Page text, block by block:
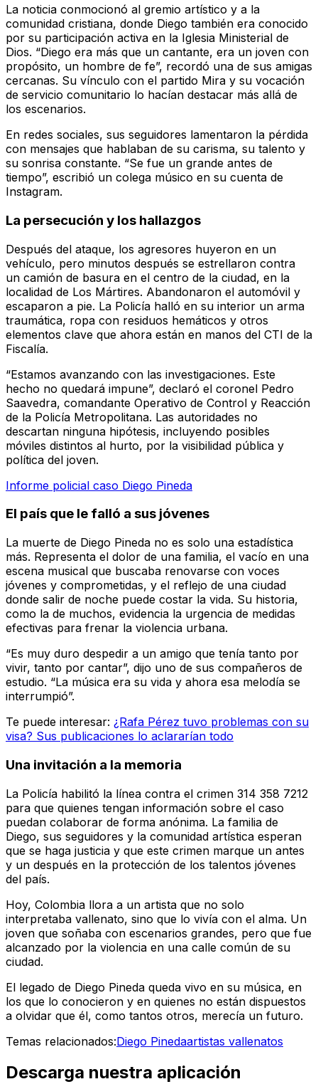
La noticia conmocionó al gremio artístico y a la
comunidad cristiana, donde Diego también era conocido
por su participación activa en la Iglesia Ministerial de
Dios. “Diego era más que un cantante, era un joven con
propósito, un hombre de fe”, recordó una de sus amigas
cercanas. Su vínculo con el partido Mira y su vocación
de servicio comunitario lo hacían destacar más allá de
los escenarios.
En redes sociales, sus seguidores lamentaron la pérdida
con mensajes que hablaban de su carisma, su talento y
su sonrisa constante. “Se fue un grande antes de
tiempo”, escribió un colega músico en su cuenta de
Instagram.
La persecución y los hallazgos
Después del ataque, los agresores huyeron en un
vehículo, pero minutos después se estrellaron contra
un camión de basura en el centro de la ciudad, en la
localidad de Los Mártires. Abandonaron el automóvil y
escaparon a pie. La Policía halló en su interior un arma
traumática, ropa con residuos hemáticos y otros
elementos clave que ahora están en manos del CTI de la
Fiscalía.
“Estamos avanzando con las investigaciones. Este
hecho no quedará impune”, declaró el coronel Pedro
Saavedra, comandante Operativo de Control y Reacción
de la Policía Metropolitana. Las autoridades no
descartan ninguna hipótesis, incluyendo posibles
móviles distintos al hurto, por la visibilidad pública y
política del joven.
Informe policial caso Diego Pineda
El país que le falló a sus jóvenes
La muerte de Diego Pineda no es solo una estadística
más. Representa el dolor de una familia, el vacío en una
escena musical que buscaba renovarse con voces
jóvenes y comprometidas, y el reflejo de una ciudad
donde salir de noche puede costar la vida. Su historia,
como la de muchos, evidencia la urgencia de medidas
efectivas para frenar la violencia urbana.
“Es muy duro despedir a un amigo que tenía tanto por
vivir, tanto por cantar”, dijo uno de sus compañeros de
estudio. “La música era su vida y ahora esa melodía se
interrumpió”.
Te puede interesar: ¿Rafa Pérez tuvo problemas con su
visa? Sus publicaciones lo aclararían todo
Una invitación a la memoria
La Policía habilitó la línea contra el crimen 314 358 7212
para que quienes tengan información sobre el caso
puedan colaborar de forma anónima. La familia de
Diego, sus seguidores y la comunidad artística esperan
que se haga justicia y que este crimen marque un antes
y un después en la protección de los talentos jóvenes
del país.
Hoy, Colombia llora a un artista que no solo
interpretaba vallenato, sino que lo vivía con el alma. Un
joven que soñaba con escenarios grandes, pero que fue
alcanzado por la violencia en una calle común de su
ciudad.
El legado de Diego Pineda queda vivo en su música, en
los que lo conocieron y en quienes no están dispuestos
a olvidar que él, como tantos otros, merecía un futuro.
Temas relacionados:Diego Pinedaartistas vallenatos
Descarga nuestra aplicación